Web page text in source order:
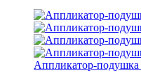
Аппликатор-